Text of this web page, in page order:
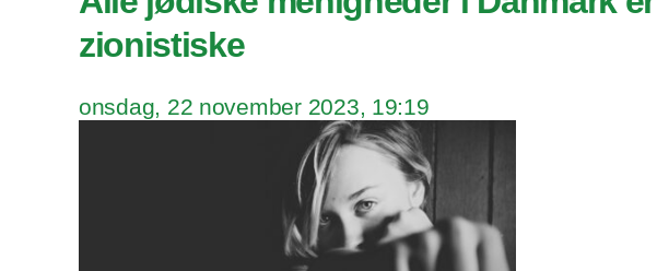
zionistiske
onsdag, 22 november 2023, 19:19